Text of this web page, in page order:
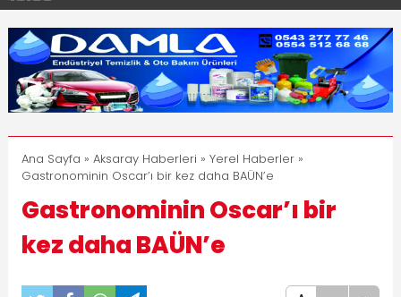
17:15
Aksaray OSB Bölge Müdürü Makam Koltuğunu
Çocuklara Bıraktı
16:00
Aksaray Esnaf Rehberi ile Google ve Yapay Zeka
Aramalarında Öne Çıkın
8:23 Aksaray Esnaf Rehberi Hizmete Girdi
11:30
Birlikhaber.com Yayın Hayatına Başladı | Hızlı ve
Akıllı Haber Platformu
Ana Sayfa » Aksaray Haberleri » Yerel Haberler»
Gastronominin Oscar’ı bir kez daha BAÜN’e
Gastronominin Oscar’ı bir
kez daha BAÜN’e